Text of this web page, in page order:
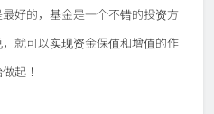
好的，基金是一个不错的投资方
就可以实现资金保值和增值的作
起！